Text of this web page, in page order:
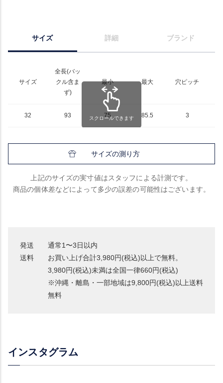
サイズ 詳細 ブランド
サイズ
全長(バッ
クル含ま
ず)
最小 最大 穴ピッチ
32 93 75 85.5 3
スクロールできます
サイズの測り方
上記のサイズの実寸値はスタッフによる計測です。
商品の個体差などによって多少の誤差の可能性はございます。
発送
通常1〜3日以内
送料
お買い上げ合計3,980円(税込)以上で無料。
3,980円(税込)未満は全国一律660円(税込)
※沖縄・離島・一部地域は9,800円(税込)以上送料
無料
インスタグラム